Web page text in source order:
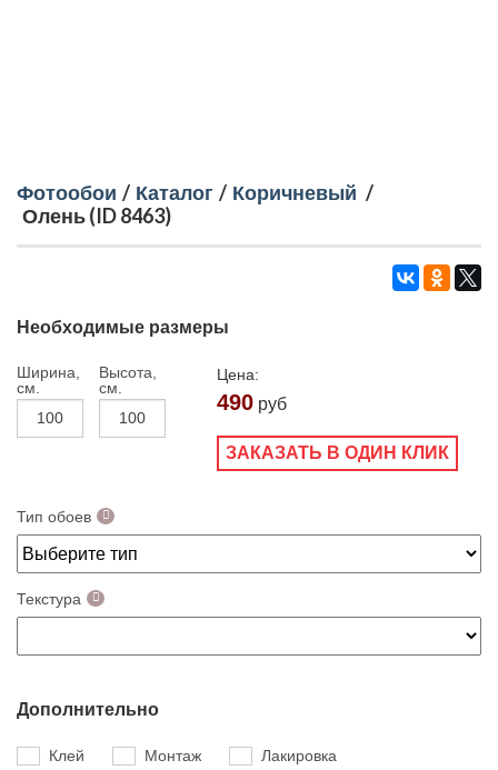
Фотообои / Каталог / Коричневый /
Олень (ID 8463)
Необходимые размеры
Ширина,
см.
Высота,
см.
Цена:
490 руб
ЗАКАЗАТЬ В ОДИН КЛИК
Тип обоев
Текстура
Дополнительно
Клей Монтаж Лакировка